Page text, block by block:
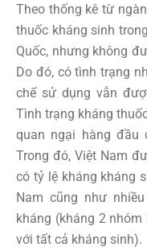
Theo thống kê từ
thuốc kháng sinh
Quốc, nhưng không
Do đó, có tình trạng
chế sử dụng vẫn
Tình trạng kháng
quan ngại hàng đầu
Trong đó, Việt Nam
có tỷ lệ kháng kháng
Nam cũng như
kháng (kháng 2
với tất cả kháng sinh).